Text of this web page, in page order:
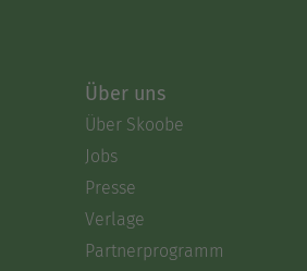
Über uns
Über Skoobe
Jobs
Presse
Verlage
Partnerprogramm